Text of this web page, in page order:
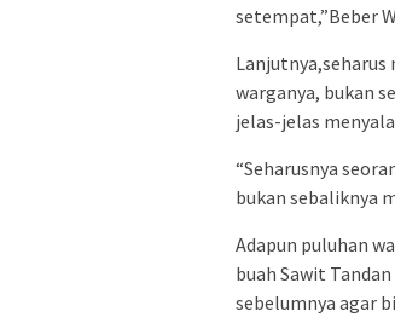
setempat,”Beber
warganya, bukan
jelas-jelas
“Seharusnya
bukan sebaliknya
Adapun puluhan
buah Sawit
sebelumnya agar